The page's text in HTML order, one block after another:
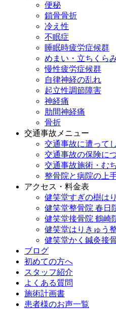
便秘
鎖骨骨折
冷え性
不眠症
睡眠時疲労症候群
めまい・立ちくら
慢性疲労症候群
自律神経の乱れ
起立性調節障害
神経痛
肋間神経痛
骨折
交通事故メニュー
交通事故に遭って
交通事故の保険に
交通事故施術・む
整骨院と病院の上
アクセス・料金表
健笑堂すぎの樹は
健笑堂整骨院 春日
健笑堂接骨院 鶴崎
健笑堂はりきゅう
健笑堂かく鍼灸接
ブログ
初めての方へ
スタッフ紹介
よくある質問
施術計画書
患者様のお声一覧